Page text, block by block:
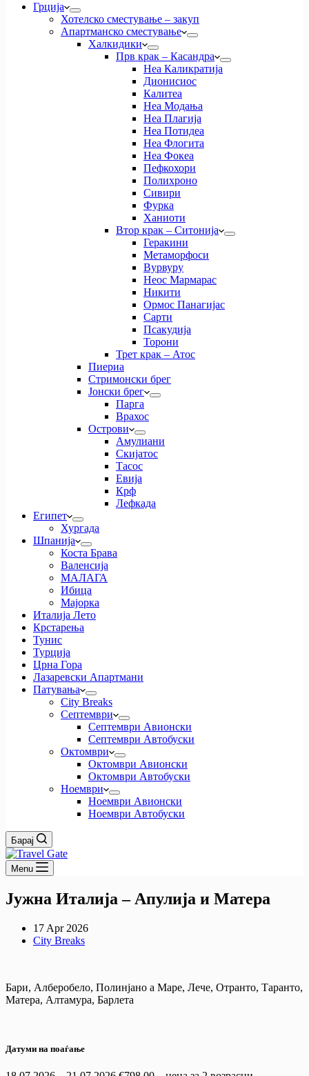
Грција
Хотелско сместување – закуп
Апартманско сместување
Халкидики
Прв крак – Касандра
Неа Каликратија
Дионисиос
Калитеа
Неа Модања
Неа Плагија
Неа Потидеа
Неа Флогита
Неа Фокеа
Пефкохори
Полихроно
Сивири
Фурка
Ханиоти
Втор крак – Ситонија
Геракини
Метаморфоси
Вурвуру
Неос Мармарас
Никити
Ормос Панагијас
Сарти
Псакудија
Торони
Трет крак – Атос
Пиериа
Стримонски брег
Јонски брег
Парга
Врахос
Острови
Амулиани
Скијатос
Тасос
Евија
Крф
Лефкада
Египет
Хургада
Шпанија
Коста Брава
Валенсија
МАЛАГА
Ибица
Мајорка
Италија Лето
Крстарења
Тунис
Турција
Црна Гора
Лазаревски Апартмани
Патувања
City Breaks
Септември
Септември Авионски
Септември Автобуски
Октомври
Октомври Авионски
Октомври Автобуски
Ноември
Ноември Авионски
Ноември Автобуски
Барај
Menu
Јужна Италија – Апулија и Матера
17 Apr 2026
City Breaks
Бари, Алберобело, Полинјано а Маре, Лече, Отранто, Таранто,
Матера, Алтамура, Барлета
Датуми на поаѓање